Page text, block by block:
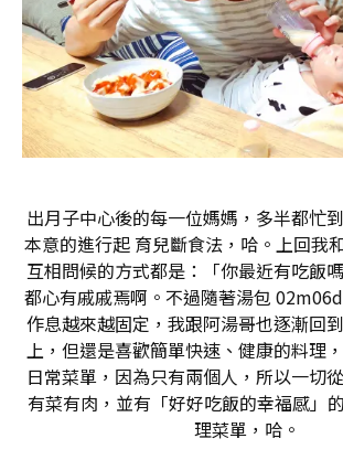
出月子中心後的每一位媽媽，多半都忙
本意的進行起 育兒斷食法，哈。上回我
互相問候的方式都是：「你最近有吃飯
都心有戚戚焉啊。不過隨著湯包
作息越來越固定，我跟阿湯哥也逐漸回
上，但還是喜歡簡單快速、健康的料理
日常菜單，因為只有兩個人，所以一切
有菜有肉，並有「好好吃飯的幸福感」
理菜單，哈。